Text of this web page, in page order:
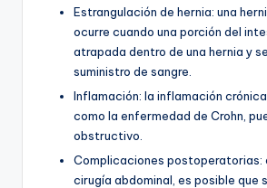
Estrangulación de hernia: una
ocurre cuando una porción del
atrapada dentro de una hernia y
suministro de sangre.
Inflamación: la inflamación
como la enfermedad de Crohn,
obstructivo.
Complicaciones postoperatorias:
cirugía abdominal, es posible que